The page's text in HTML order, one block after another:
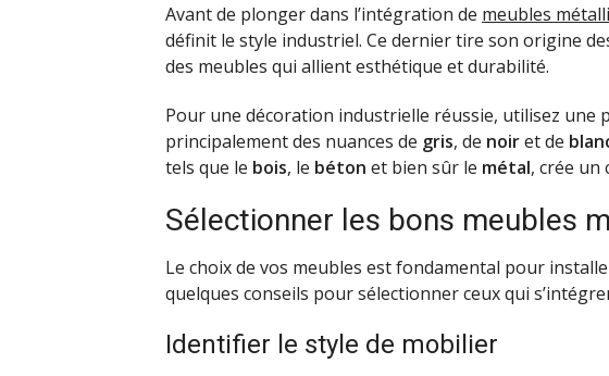
Avant de plonger dans l’intégration de meubles
définit le style industriel. Ce dernier tire son origine
des meubles qui allient esthétique et durabilité.
Pour une décoration industrielle réussie, utilisez une
principalement des nuances de gris, de noiret de
tels que le bois, le béton et bien sûr le métal, crée un
Sélectionner les bons meubles
Le choix de vos meubles est fondamental pour
quelques conseils pour sélectionner ceux qui
Identifier le style de mobilier